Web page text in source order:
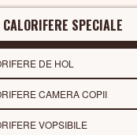
CALORIFERE SPECIALE
DE HOL
CAMERA COPII
VOPSIBILE